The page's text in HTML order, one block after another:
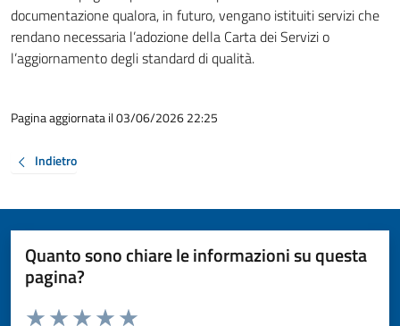
documentazione qualora, in futuro, vengano istituiti servizi che
rendano necessaria l’adozione della Carta dei Servizi o
l’aggiornamento degli standard di qualità.
Pagina aggiornata il 03/06/2026 22:25
Indietro
Quanto sono chiare le informazioni su questa
pagina?
Valuta da 1 a 5 stelle la pagina